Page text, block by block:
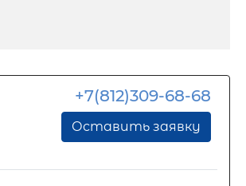
+7(812)309-68-68
Оставить заявку